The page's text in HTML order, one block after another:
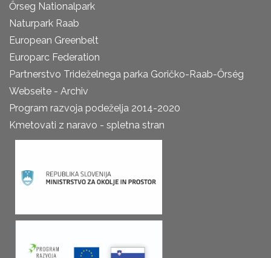
Őrseg Nationalpark
Naturpark Raab
European Greenbelt
Europarc Federation
Partnerstvo Trideželnega parka Goričko-Raab-Őrség
Webseite - Archiv
Program razvoja podeželja 2014-2020
Kmetovati z naravo - spletna stran